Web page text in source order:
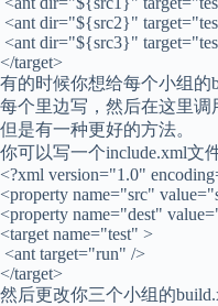
<ant dir="${src2}"
<ant dir="${src3}"
</target>
有的时候你想给每个小组的
每个里边写，然后在这里调
但是有一种更好的方法。
你可以写一个include.xml文
<?xml version="1.0"
<property name="src"
<property name="dest"
<target name="test" >
<ant target="run" />
</target>
然后更改你三个小组的